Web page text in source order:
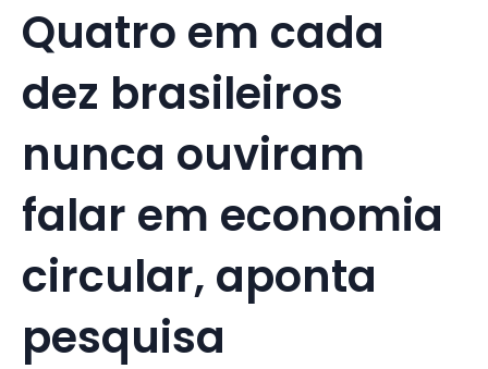
Quatro em cada
dez brasileiros
nunca ouviram
falar em economia
circular, aponta
pesquisa